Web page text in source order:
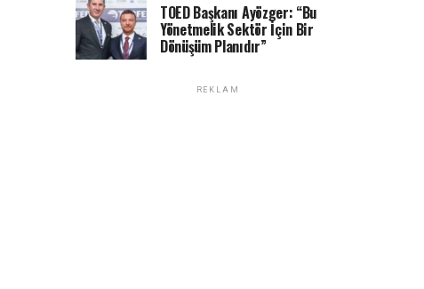
TOED Başkanı Ayözger: “Bu
Yönetmelik Sektör İçin Bir
Dönüşüm Planıdır”
REKLAM